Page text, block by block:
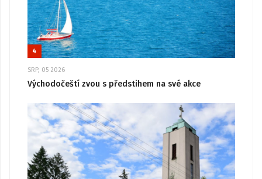
4
SRP, 05 2026
Východočeští zvou s předstihem na své akce